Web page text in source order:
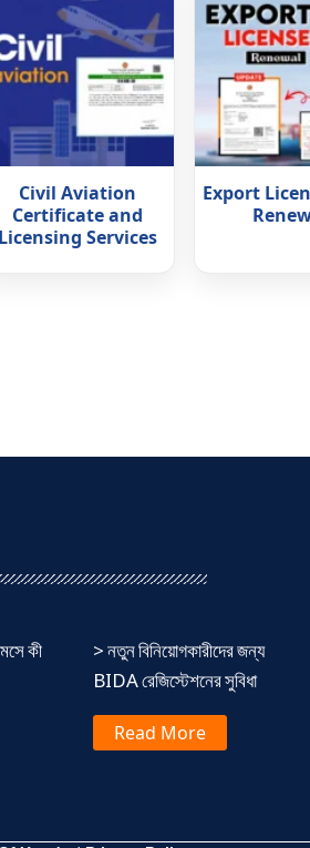
Civil Aviation
Certificate and
Licensing Services
Export
কী
> নতুন বিনিয়োগকারীদের জন্য
BIDA রেজিস্টেশনের সুবিধা
Read More